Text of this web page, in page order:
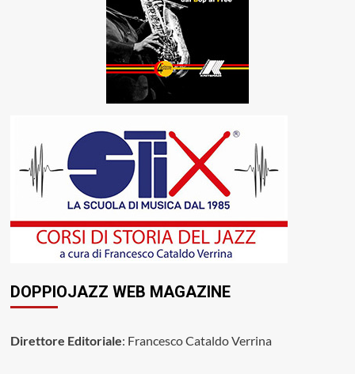
DOPPIOJAZZ WEB MAGAZINE
Direttore Editoriale: Francesco Cataldo Verrina